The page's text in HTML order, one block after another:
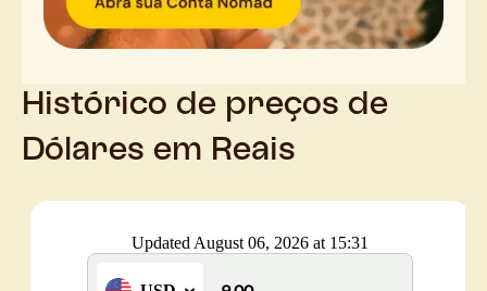
Histórico de preços de
Dólares em Reais